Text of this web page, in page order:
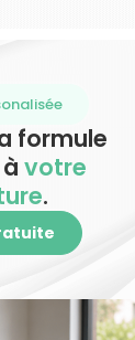
formule
votre
.